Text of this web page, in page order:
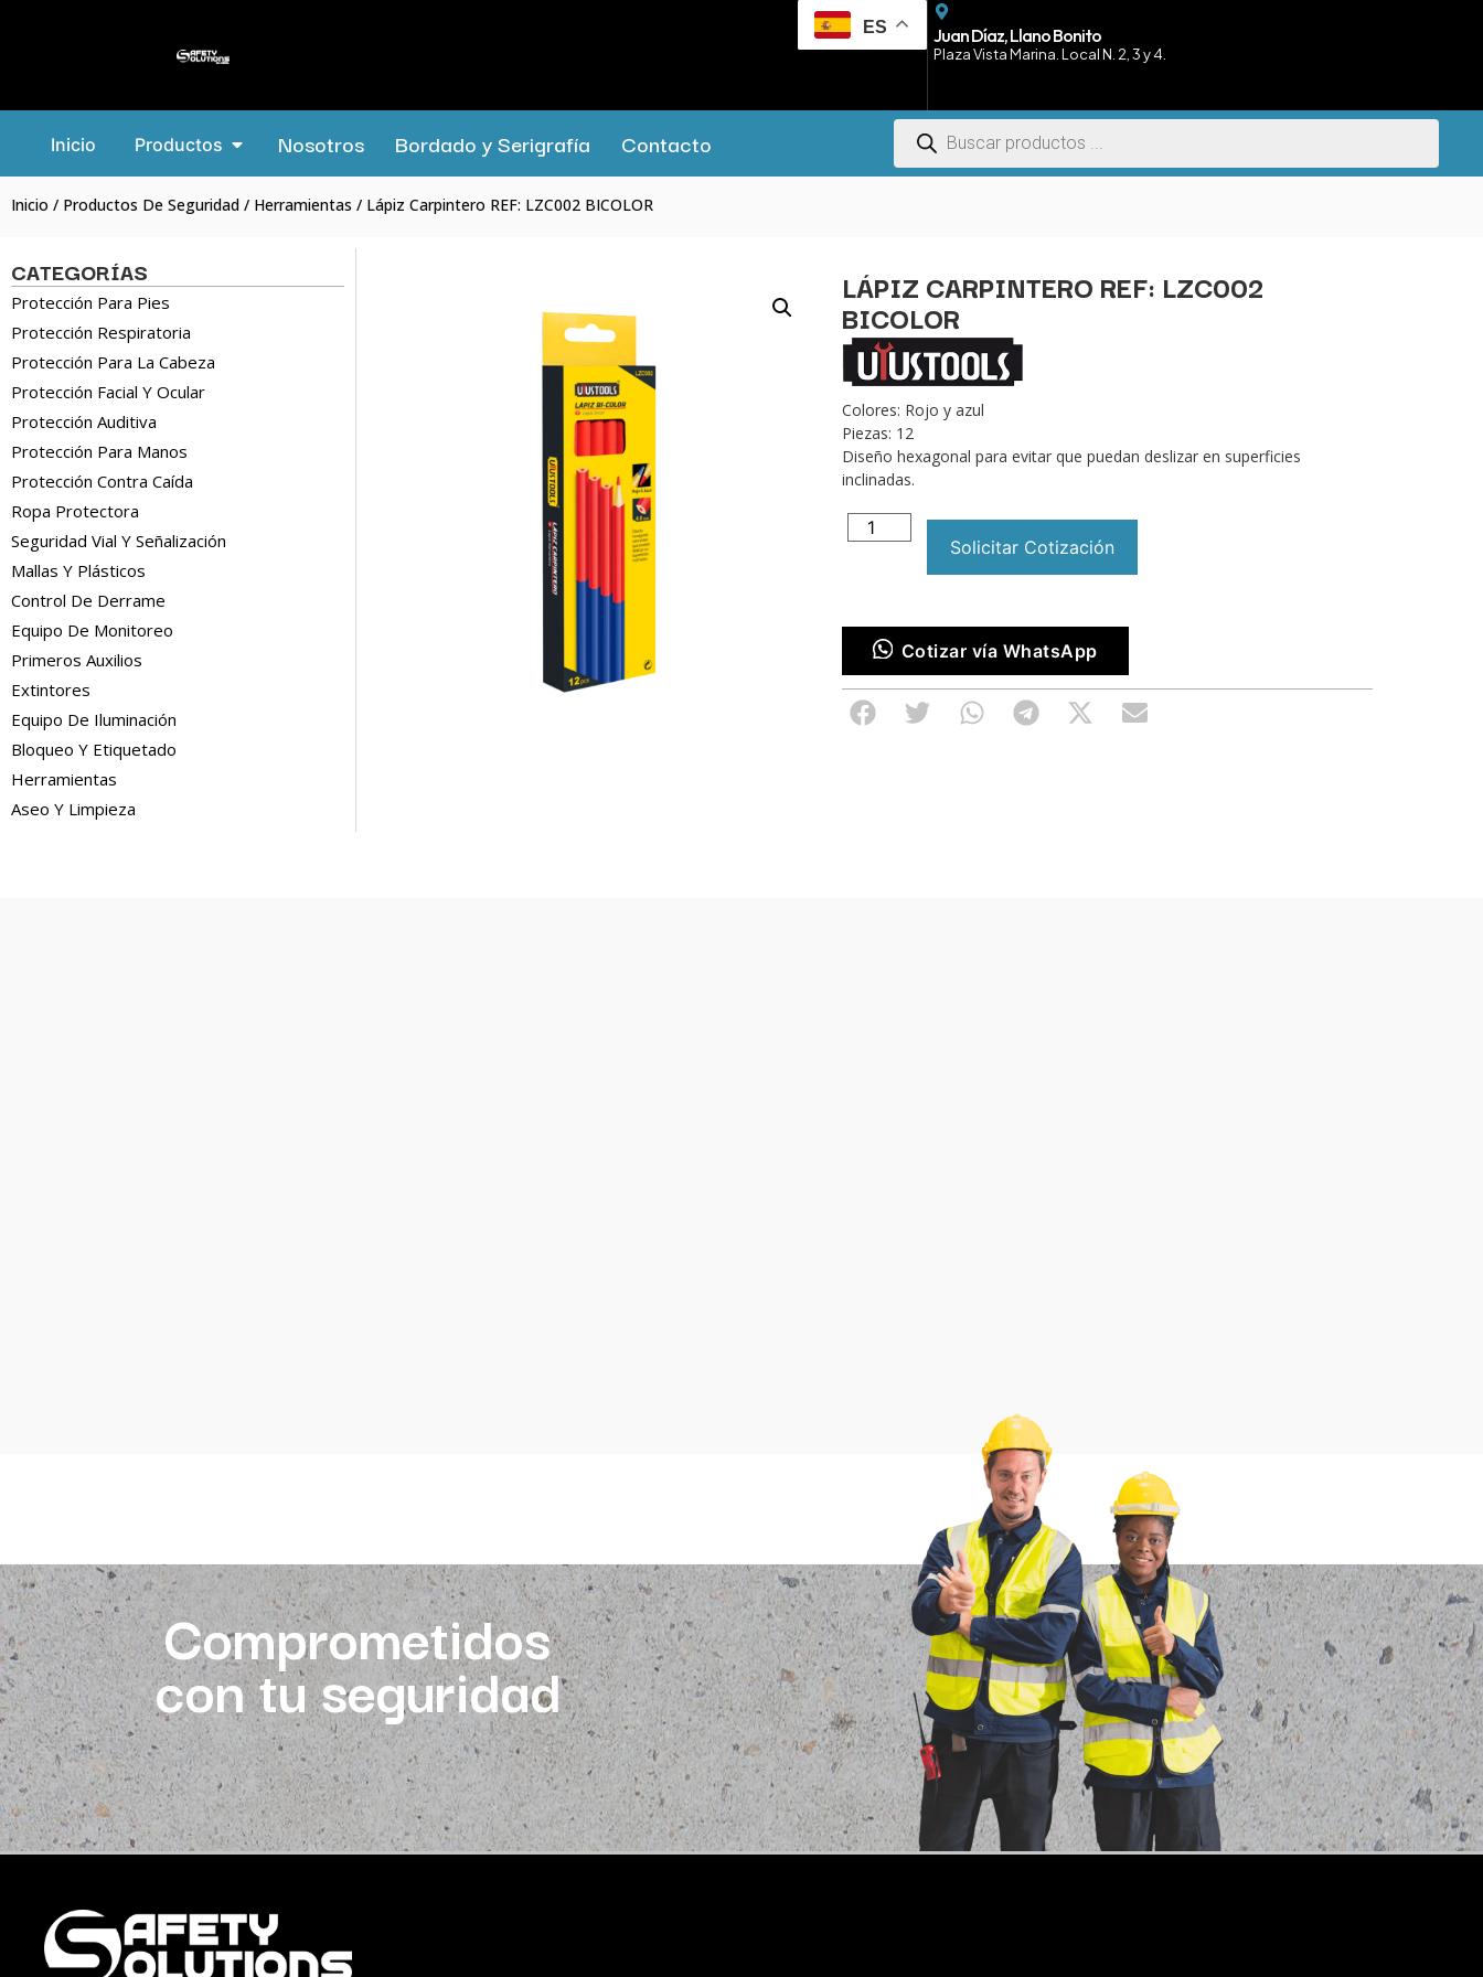
ES Juan Díaz, Llano Bonito
Plaza Vista Marina. Local N. 2, 3 y 4.
Inicio Productos Nosotros Bordado y Serigrafía Contacto
Inicio / Productos De Seguridad / Herramientas / Lápiz Carpintero REF: LZC002 BICOLOR
CATEGORÍAS
Protección Para Pies
Protección Respiratoria
Protección Para La Cabeza
Protección Facial Y Ocular
Protección Auditiva
Protección Para Manos
Protección Contra Caída
Ropa Protectora
Seguridad Vial Y Señalización
Mallas Y Plásticos
Control De Derrame
Equipo De Monitoreo
Primeros Auxilios
Extintores
Equipo De Iluminación
Bloqueo Y Etiquetado
Herramientas
Aseo Y Limpieza
LÁPIZ CARPINTERO REF: LZC002
BICOLOR
Colores: Rojo y azul
Piezas: 12
Diseño hexagonal para evitar que puedan deslizar en superficies
inclinadas.
Solicitar Cotización
Cotizar vía WhatsApp
Comprometidos
con tu seguridad